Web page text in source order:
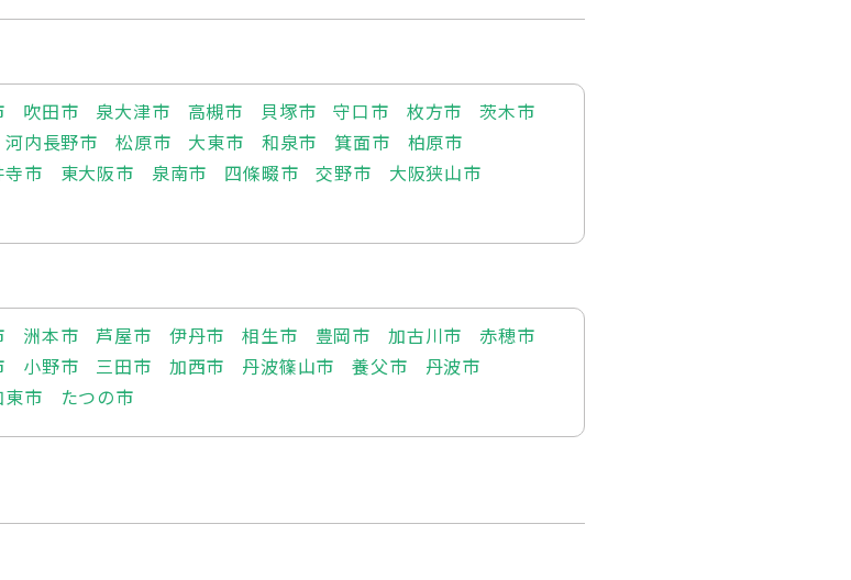
吹田市 泉大津市 高槻市 貝塚市 守口市 枚方市
茨木市
河内長野市 松原市 大東市 和泉市 箕面市
柏原市
寺市 東大阪市 泉南市 四條畷市 交野市
大阪狭山市
洲本市 芦屋市 伊丹市 相生市 豊岡市 加古川市
赤穂市
小野市 三田市 加西市 丹波篠山市 養父市
丹波市
東市 たつの市